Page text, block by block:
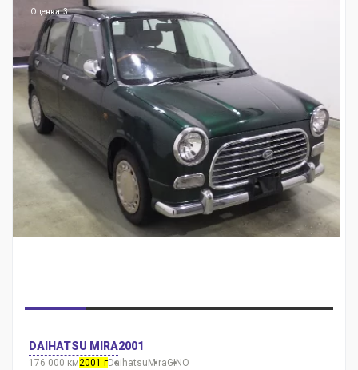
Оценка: 3
DAIHATSU MIRA2001
176 000 км2001 гDaihatsu MiraGINO